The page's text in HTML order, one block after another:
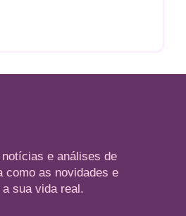
e análises de
como as novidades e
sua vida real.